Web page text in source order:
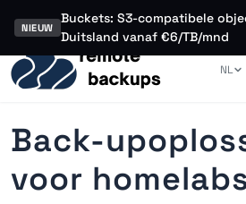
NIEUW
Buckets: S3-compatibele
Duitsland vanaf €6/TB/mnd
NL
Back-
voor